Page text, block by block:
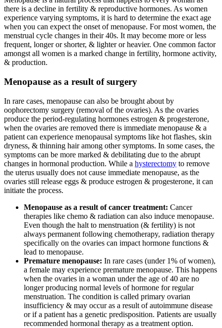
there is a decline in fertility & reproductive hormones. As women
experience varying symptoms, it is hard to determine the exact age
when you can expect the onset of menopause. For most women, the
menstrual cycle changes in their 40s. It may become more or less
frequent, longer or shorter, & lighter or heavier. One common factor
amongst all women is a marked change in fertility, hormone activity,
& production.
Menopause as a result of surgery
In rare cases, menopause can also be brought about by
oophorectomy surgery (removal of the ovaries). As the ovaries
produce the period-regulating hormones estrogen & progesterone,
when the ovaries are removed there is immediate menopause & a
patient can experience menopausal symptoms like hot flashes, skin
dryness, & thinning hair among other symptoms. In some cases, the
symptoms can be more marked & debilitating due to the abrupt
changes in hormonal production. While a hysterectomy to remove
the uterus usually does not cause immediate menopause, as the
ovaries still release eggs & produce estrogen & progesterone, it can
initiate the process.
Menopause as a result of cancer treatment: Cancer
therapies like chemo & radiation can also induce menopause.
Even though the halt to menstruation (& fertility) is not
always permanent following chemotherapy, radiation therapy
specifically on the ovaries can impact hormone functions &
lead to menopause.
Premature menopause: In rare cases (under 1% of women),
a female may experience premature menopause. This happens
when the ovaries in a woman under the age of 40 are no
longer producing normal levels of hormone for regular
menstruation. The condition is called primary ovarian
insufficiency & may occur as a result of autoimmune disease
or if a patient has a genetic predisposition. Patients are usually
recommended hormonal therapy as a treatment option.